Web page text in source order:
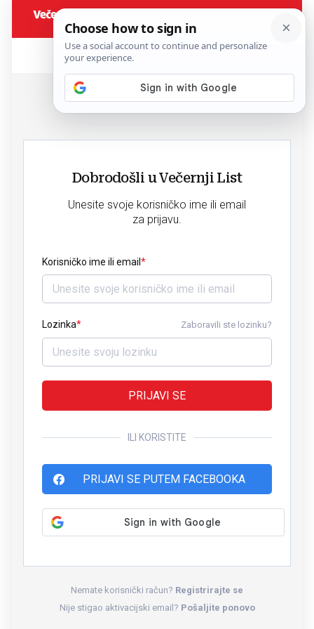
Dobrodošli u Večernji List
Unesite svoje korisničko ime ili email
za prijavu.
Korisničko ime ili email
Lozinka Zaboravili ste lozinku?
PRIJAVI SE
ILI KORISTITE
PRIJAVI SE PUTEM FACEBOOKA
Nemate korisnički račun? Registrirajte se
Nije stigao aktivacijski email? Pošaljite ponovo